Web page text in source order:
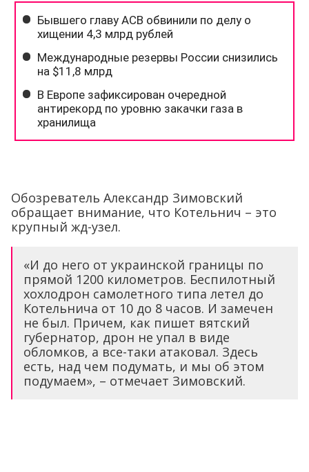
Обозреватель Александр Зимовский
обращает внимание, что Котельнич – это
крупный жд-узел.
«И до него от украинской границы по
прямой 1200 километров. Беспилотный
хохлодрон самолетного типа летел до
Котельнича от 10 до 8 часов. И замечен
не был. Причем, как пишет вятский
губернатор, дрон не упал в виде
обломков, а все-таки атаковал. Здесь
есть, над чем подумать, и мы об этом
подумаем», – отмечает Зимовский.